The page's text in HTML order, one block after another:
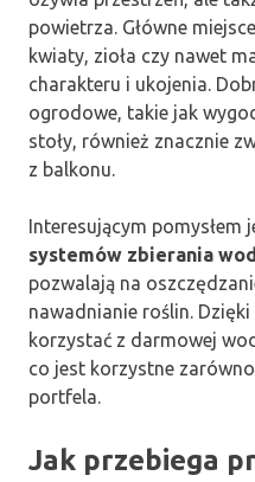
powietrza. Główne
kwiaty, zioła czy nawet
charakteru i ukojenia.
ogrodowe, takie jak
stoły, również znacznie
z balkonu.
Interesującym pomysłem
systemów zbierania
pozwalają na
nawadnianie roślin.
korzystać z darmowej
co jest korzystne
portfela.
Jak przebiega